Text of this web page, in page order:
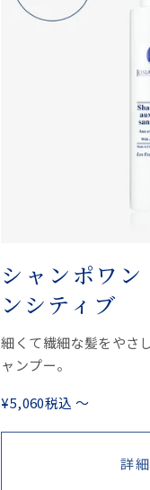
シャンポワ
ンシティブ
細くて繊細な髪をやさ
ャンプー。
¥5,060税込 〜
詳